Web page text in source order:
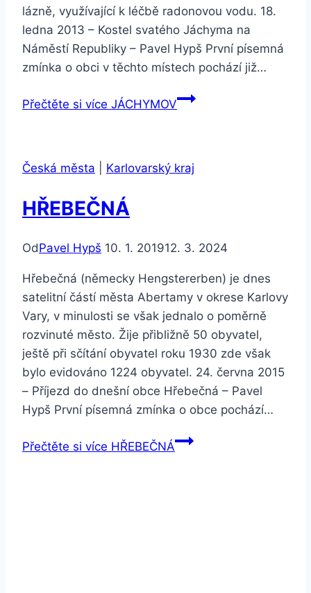
lázně, využívající k léčbě radonovou vodu. 18.
ledna 2013 – Kostel svatého Jáchyma na
Náměstí Republiky – Pavel Hypš První písemná
zmínka o obci v těchto místech pochází již…
Přečtěte si více JÁCHYMOV
Česká města Karlovarský kraj
HŘEBEČNÁ
OdPavel Hypš 10. 1. 201912. 3. 2024
Hřebečná (německy Hengstererben) je dnes
satelitní částí města Abertamy v okrese Karlovy
Vary, v minulosti se však jednalo o poměrně
rozvinuté město. Žije přibližně 50 obyvatel,
ještě při sčítání obyvatel roku 1930 zde však
bylo evidováno 1224 obyvatel. 24. června 2015
– Příjezd do dnešní obce Hřebečná – Pavel
Hypš První písemná zmínka o obce pochází…
Přečtěte si více HŘEBEČNÁ